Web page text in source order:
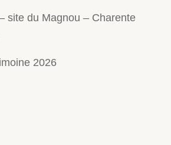
site du Magnou – Charente
2026